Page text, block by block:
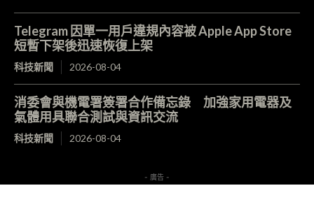
Telegram 因單一用戶違規內容被 Apple App Store
短暫下架後迅速恢復上架
科技新聞 2026-08-04
消委會與機電署簽署合作備忘錄 加強家用電器及
氣體用具聯合測試與資訊交流
科技新聞 2026-08-04
- 廣告 -